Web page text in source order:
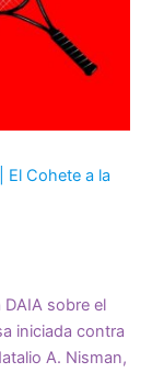
El Cohete a la
sobre el
iniciada contra
A. Nisman,